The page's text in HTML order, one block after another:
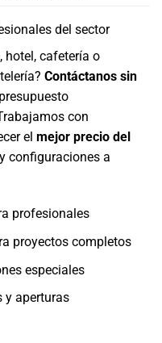
del sector
hotel, cafetería o
Contáctanos sin
con
el mejor precio del
configuraciones a
profesionales
proyectos completos
especiales
y aperturas